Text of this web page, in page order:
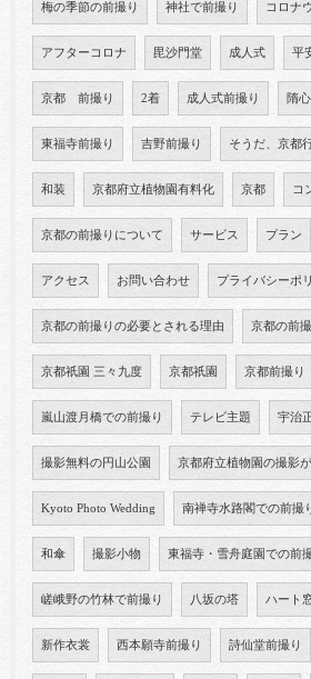
梅の季節の前撮り 神社で前撮り コロナ
アフターコロナ 毘沙門堂 成人式 平
京都 前撮り 2着 成人式前撮り 隋
東福寺前撮り 吉野前撮り そうだ、京都
和装 京都府立植物園有料化 京都 コ
京都の前撮りについて サービス プラン
アクセス お問い合わせ プライバシーポ
京都の前撮りの必要とされる理由 京都の前
京都祇園 三々九度 京都祇園 京都前撮り
嵐山渡月橋での前撮り テレビ主題 宇治
撮影無料の円山公園 京都府立植物園の撮影
Kyoto Photo Wedding 南禅寺水路閣での前撮
和傘 撮影小物 東福寺・雪舟庭園での前
嵯峨野の竹林で前撮り 八坂の塔 ハート
新作衣裳 西本願寺前撮り 詩仙堂前撮り